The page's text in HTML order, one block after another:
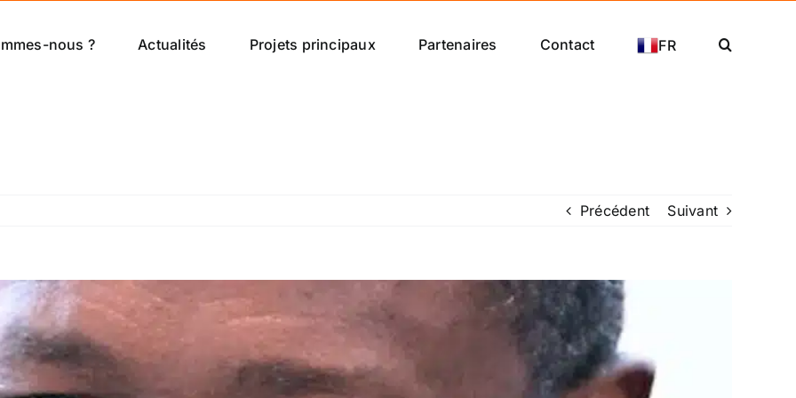
nous ? Actualités Projets principaux Partenaires Contact FR
Précédent Suivant